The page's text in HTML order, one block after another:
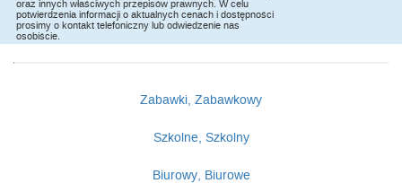
oraz innych właściwych przepisów prawnych. W celu
potwierdzenia informacji o aktualnych cenach i dostępności
prosimy o kontakt telefoniczny lub odwiedzenie nas
osobiście.
Zabawki, Zabawkowy
Szkolne, Szkolny
Biurowy, Biurowe